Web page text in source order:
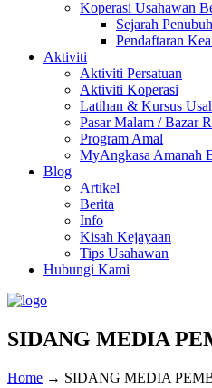
Koperasi Usahawan
Sejarah
Pendaftaran
Aktiviti
Aktiviti Persatuan
Aktiviti Koperasi
Latihan & Kursus
Pasar Malam / Bazar
Program Amal
MyAngkasa Amanah
Blog
Artikel
Berita
Info
Kisah Kejayaan
Tips Usahawan
Hubungi Kami
SIDANG MEDIA
Home → SIDANG MEDIA